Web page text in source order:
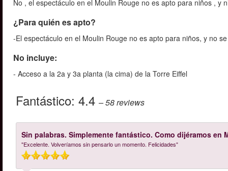
No , el espectáculo en el Moulin Rouge no es apto para niños ,
¿Para quién es apto?
-El espectáculo en el Moulin Rouge no es apto para niños, y no
No incluye:
- Acceso a la 2a y 3a planta (la cima) de la Torre Eiffel
Fantástico: 4.4 – 58reviews
Sin palabras. Simplemente fantástico. Como dijéramos en
"Excelente. Volveríamos sin pensarlo un momento. Felicidades"